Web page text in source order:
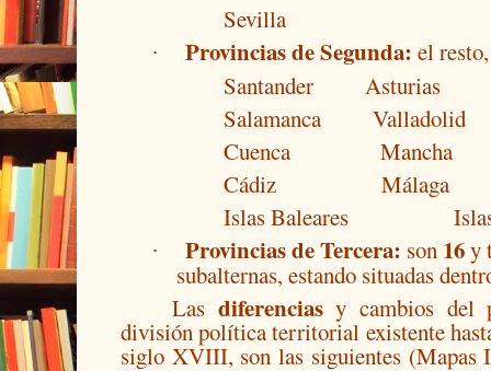
Sevilla
· Provincias de Segunda:el
Santander
Asturias
Salamanca
Valladolid
Cuenca
Mancha
Cádiz
Málaga
Islas Baleares
· Provincias de Tercera: son 16y
subalternas, estando situadas
Las diferenciasy cambios del
división política territorial existente
siglo XVIII, son las siguientes